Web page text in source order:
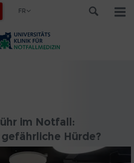
FR
im Notfall:
Hürde?